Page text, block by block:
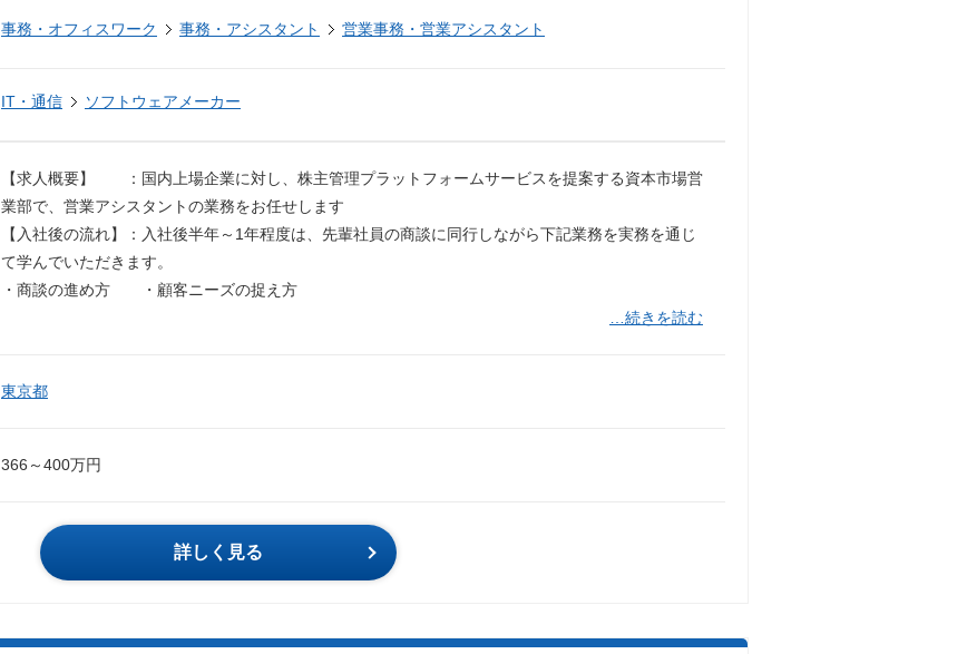
事務・オフィスワーク 事務・アシスタント 営業事務・営業アシスタント
IT・通信 ソフトウェアメーカー
【求人概要】 ：国内上場企業に対し、株主管理プラットフォームサービスを提案する資本市場営
業部で、営業アシスタントの業務をお任せします
【入社後の流れ】：入社後半年～1年程度は、先輩社員の商談に同行しながら下記業務を実務を通じ
て学んでいただきます。
・商談の進め方 ・顧客ニーズの捉え方
…続きを読む
東京都
366～400万円
詳しく見る